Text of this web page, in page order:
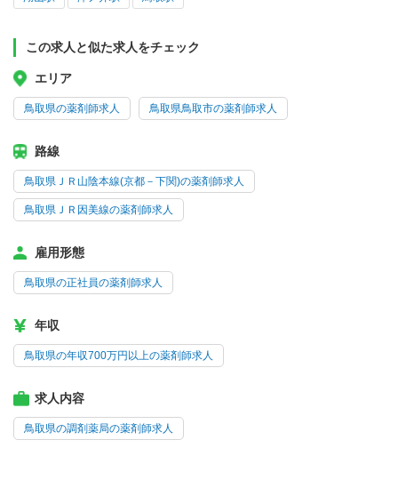
この求人と似た求人をチェック
エリア
鳥取県の薬剤師求人 鳥取県鳥取市の薬剤師求人
路線
鳥取県ＪＲ山陰本線(京都－下関)の薬剤師求人
鳥取県ＪＲ因美線の薬剤師求人
雇用形態
鳥取県の正社員の薬剤師求人
年収
鳥取県の年収700万円以上の薬剤師求人
求人内容
鳥取県の調剤薬局の薬剤師求人